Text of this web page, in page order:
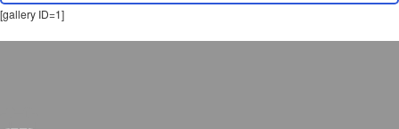
[gallery ID=1]